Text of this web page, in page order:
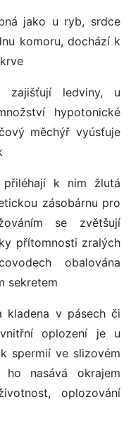
jako u ryb, srdce
komoru, dochází k
zajišťují ledviny, u
hypotonické
měchýř vyúsťuje
k nim žlutá
zásobárnu pro
se zvětšují
přítomnosti zralých
obalována
sekretem
kladena v pásech či
oplození je u
spermií ve slizovém
nasává okrajem
oplozování